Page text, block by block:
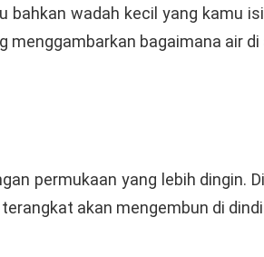
wadah kecil yang kamu
bagaimana air
permukaan yang lebih
akan mengembun di